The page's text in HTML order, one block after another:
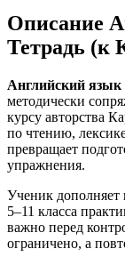
Описание
Тетрадь (к
Английский язык
методически
курсу авторства
по чтению,
превращает
упражнения.
Ученик дополняет
5–11 класса
важно перед
ограничено, а